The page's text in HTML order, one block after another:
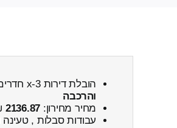
הובלת דירות 3-x חדרים מחיר מזוהר ← לעין חרוד (איחוד)
והרכבה
מחיר מחירון: 2136.87
עבודות סבלות , טעינה